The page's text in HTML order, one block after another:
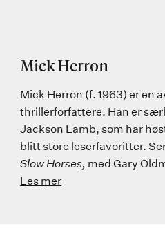
Mick Herron
Mick Herron (f. 1963) er en
thrillerforfattere. Han er
Jackson Lamb, som har
blitt store leserfavoritter.
Slow Horses, med Gary
Les mer